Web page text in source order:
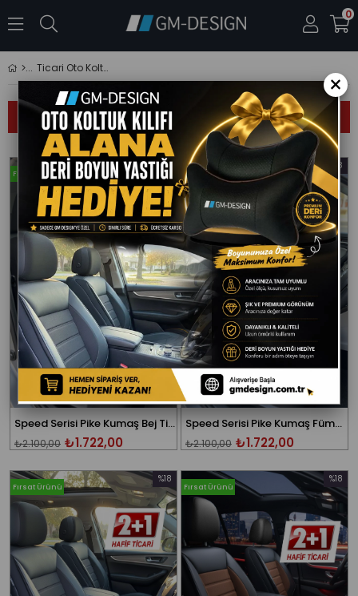
0
Ticari Oto Koltuk Kılıfı 2+1
Filtreleme
Sıralama
Speed Serisi Pike Kumaş Bej Ticari 2+1 Oto Koltuk Kılıfı - (DOBLO-CADDY-BERLİNGO-DOKKER-COURİER-KANGOO UYUMLU)
₺1.722,00
₺2.100,00
%18
İndirim
%18İndirim
Fırsat Ürünü
Speed Serisi Pike Kumaş Füme Ticari 2+1 Oto Koltuk Kılıfı - (DOBLO-CADDY-BERLİNGO-DOKKER-COURİER-KANGOO UYUMLU)
₺1.722,00
₺2.100,00
%18
İndirim
Fırsat Ürünü
%18
İndirim
%18İndirim
Fırsat Ürünü
%18
İndirim
Fırsat Ürünü
×